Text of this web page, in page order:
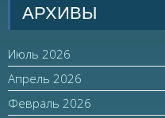
АРХИВЫ
Июль 2026
Апрель 2026
Февраль 2026